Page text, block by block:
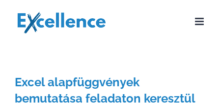
Excel alapfüggvények
bemutatása feladaton keresztül